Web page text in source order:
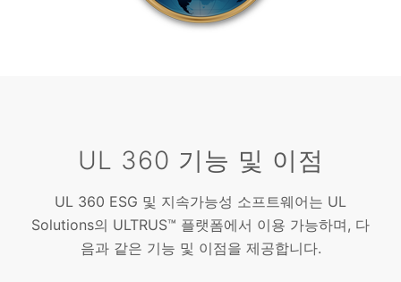
UL 360 기능 및 이점
UL 360 ESG 및 지속가능성 소프트웨어는 UL
Solutions의 ULTRUS™ 플랫폼에서 이용 가능하며, 다
음과 같은 기능 및 이점을 제공합니다.